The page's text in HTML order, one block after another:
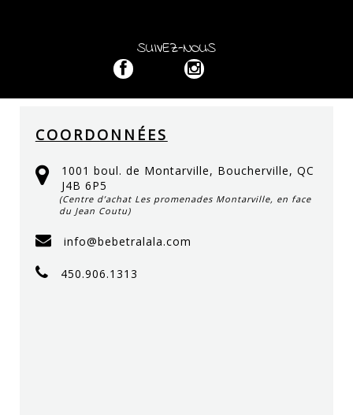
SUIVEZ-NOUS
COORDONNÉES
1001 boul. de Montarville, Boucherville, QC
J4B 6P5
(Centre d’achat Les promenades Montarville, en face
du Jean Coutu)
info@bebetralala.com
450.906.1313